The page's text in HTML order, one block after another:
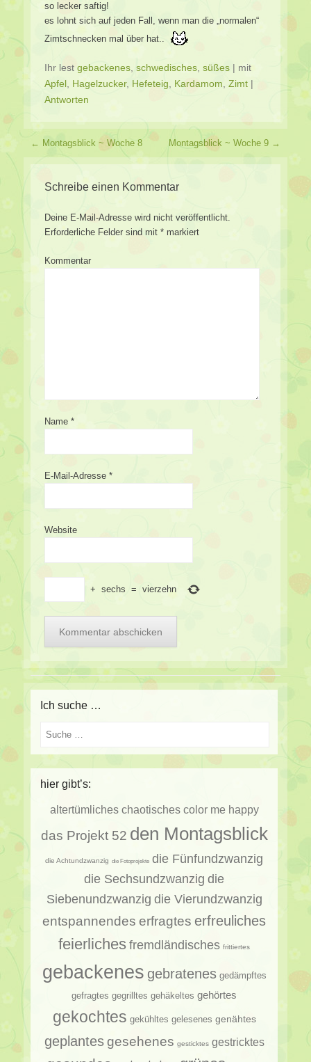
so lecker saftig!
es lohnt sich auf jeden Fall, wenn man die „normalen“
Zimtschnecken mal über hat..
Ihr lest gebackenes schwedisches süßes | mit
Apfel Hagelzucker, Hefeteig Kardamom Zimt |
Antworten
Beitragsverzeichnis
← Montagsblick ~ Woche 8 Montagsblick ~ Woche 9 →
Schreibe einen Kommentar
Deine E-Mail-Adresse wird nicht veröffentlicht.
Erforderliche Felder sind mit * markiert
Kommentar
Name *
E-Mail-Adresse *
Website
+ sechs = vierzehn
Ich suche …
Suche
hier gibt’s:
altertümliches chaotisches color me happy
das Projekt 52 den Montagsblick
die Achtundzwanzig die Fotoprojekte die Fünfundzwanzig
die Sechsundzwanzig die
Siebenundzwanzig die Vierundzwanzig
entspannendes erfragtes erfreuliches
feierliches fremdländisches frittiertes
gebackenes gebratenes gedämpftes
gefragtes gegrilltes gehäkeltes gehörtes
gekochtes gekühltes gelesenes genähtes
geplantesgesehenes gesticktes gestricktes